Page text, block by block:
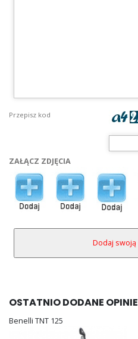
Przepisz kod
ZAŁĄCZ ZDJĘCIA
OSTATNIO DODANE OPINIE
Benelli TNT 125